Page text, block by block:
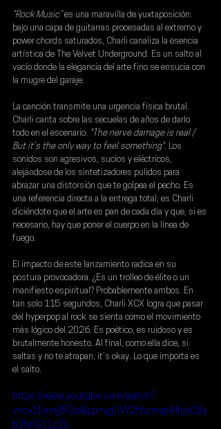
“Rock Music” es una maravilla de yuxtaposición:
bajo una capa de guitarras procesadas al extremo y
power chords saturados, Charli canaliza la esencia
artística de The Velvet Underground. Es un salto al
vacío donde la elegancia del arte fino se ensucia con
la mugre del garaje.
La canción transmite una urgencia física brutal.
Charli canta sobre las secuelas de años de darlo
todo en el escenario: "The nerve damage is real /
But it’s the only way to feel something". Los
sonidos son agresivos, sucios y eléctricos,
alejándose de los sintetizadores pulidos para
abrazar una distorsión que te golpea el pecho. Es
una referencia directa a la entrega total; es Charli
diciéndote que el arte es pan de cada día y que, si es
necesario, hay que poner el cuerpo en la línea de
fuego.
El impacto de este lanzamiento radica en su
postura provocadora. ¿Es un trolleo de élite o un
manifiesto espiritual? Probablemente ambos. En
tan solo 115 segundos, Charli XCX logra que pasar
del hyperpop al rock se sienta como el movimiento
más lógico del 2026. Es poético, es ruidoso y es
brutalmente honesto. Al final, como ella dice, si
saltas y no te atrapan, it's okay. Lo que importa es
el salto.
https://www.youtube.com/watch?
v=ox1Eemj8FDo&pp=ygUVY2hhcmxpIHhjeCBy
b2NrIG11c2lj